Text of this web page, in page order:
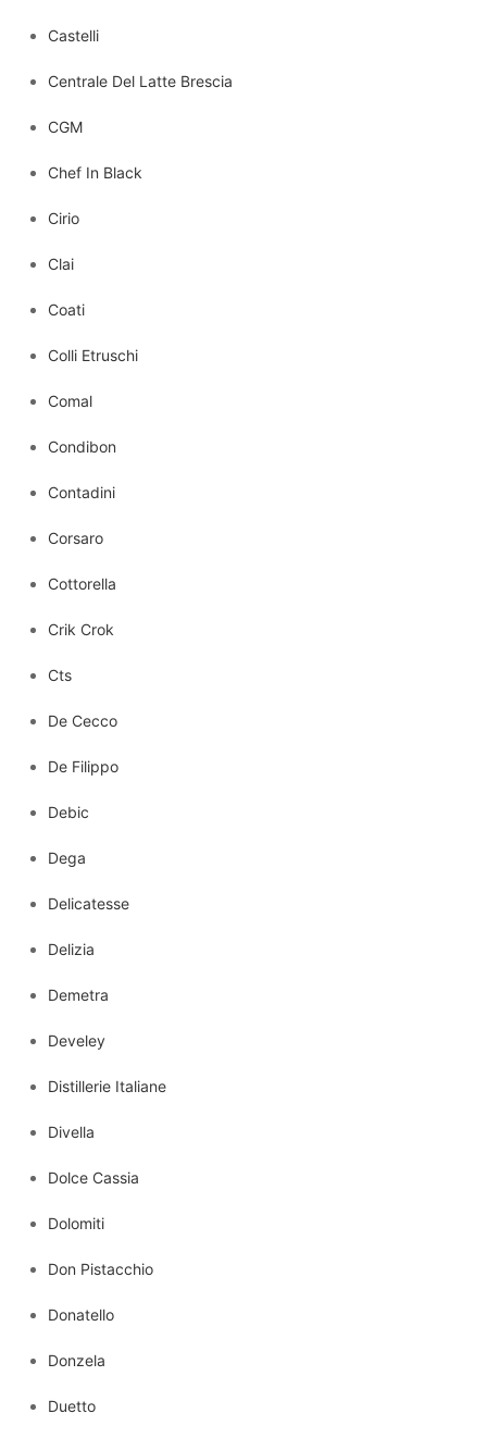
Castelli
Centrale Del Latte Brescia
CGM
Chef In Black
Cirio
Clai
Coati
Colli Etruschi
Comal
Condibon
Contadini
Corsaro
Cottorella
Crik Crok
Cts
De Cecco
De Filippo
Debic
Dega
Delicatesse
Delizia
Demetra
Develey
Distillerie Italiane
Divella
Dolce Cassia
Dolomiti
Don Pistacchio
Donatello
Donzela
Duetto